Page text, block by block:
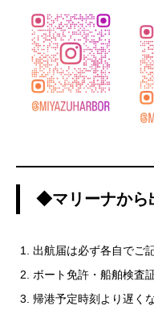
◆マリーナから
出航届は必ず各自でご
ボート免許・船舶検査
帰港予定時刻より遅く